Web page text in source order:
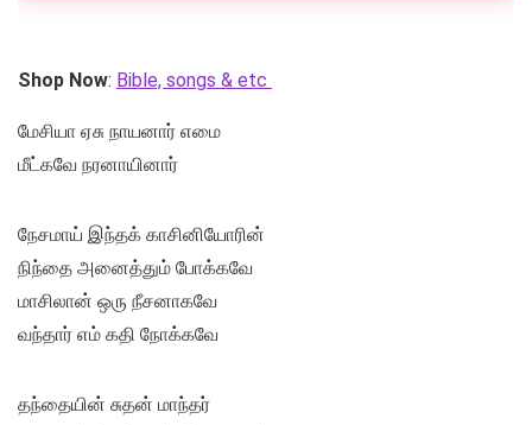
Shop Now: Bible, songs & etc
மேசியா ஏசு நாயனார் எமை
மீட்கவே நரனாயினார்
நேசமாய் இந்தக் காசினியோரின்
நிந்தை அனைத்தும் போக்கவே
மாசிலான் ஒரு நீசனாகவே
வந்தார் எம் கதி நோக்கவே
தந்தையின் சுதன் மாந்தர்